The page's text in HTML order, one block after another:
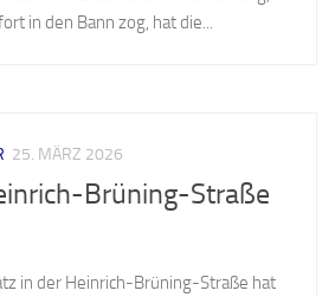
in den Bann zog, hat die...
25. MÄRZ 2026
Brüning-Straße
in der Heinrich-Brüning-Straße hat